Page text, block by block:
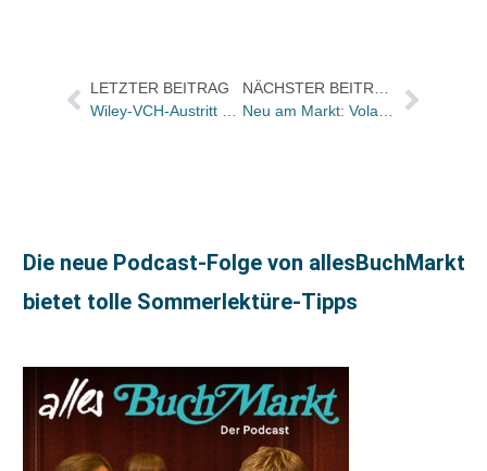
LETZTER BEITRAG
Die neue Podcast-Folge von allesBuchMarkt
bietet tolle Sommerlektüre-Tipps